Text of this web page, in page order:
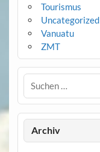
Tourismus
Uncategorized
Vanuatu
ZMT
Archiv